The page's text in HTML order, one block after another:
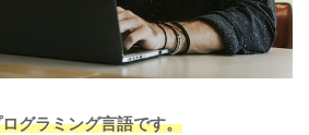
グラミング言語です。